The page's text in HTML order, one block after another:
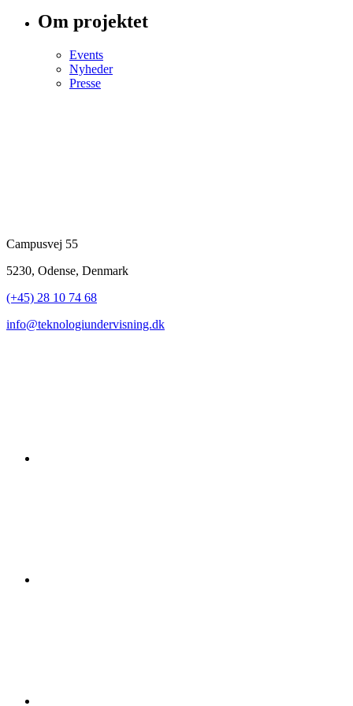
Om projektet
Events
Nyheder
Presse
Campusvej 55
5230, Odense, Denmark
(+45) 28 10 74 68
info@teknologiundervisning.dk